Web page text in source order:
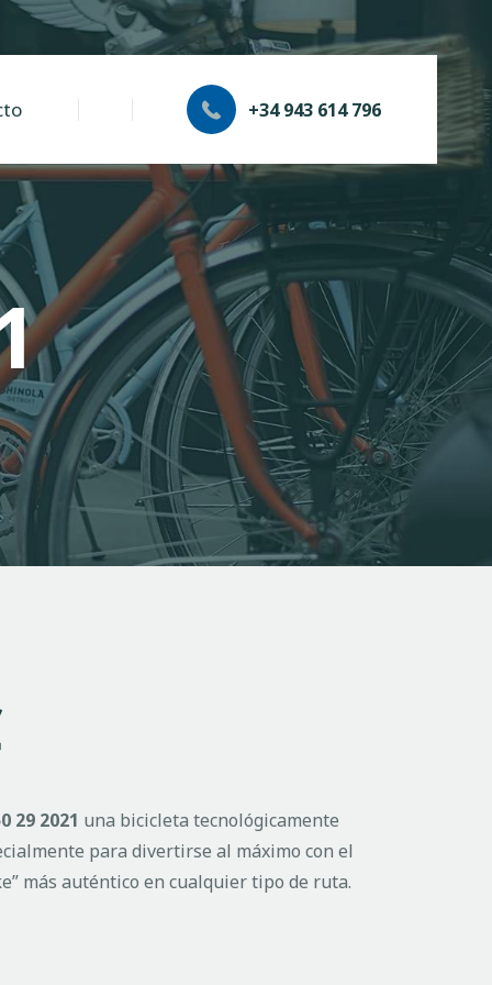
+34 943 614 796
29 2021 una bicicleta tecnológicamente
para divertirse al máximo con el
más auténtico en cualquier tipo de ruta.